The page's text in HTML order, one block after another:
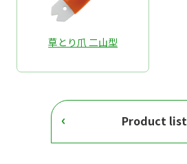
草とり爪 二山型
Product list